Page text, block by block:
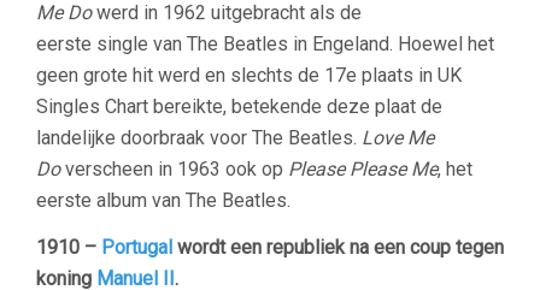
Me Dowerd in 1962 uitgebracht als de
eerste single van The Beatles in Engeland. Hoewel het
geen grote hit werd en slechts de 17e plaats in UK
Singles Chart bereikte, betekende deze plaat de
landelijke doorbraak voor The Beatles. Love Me
Doverscheen in 1963 ook op Please Please Me, het
eerste album van The Beatles.
1910 – Portugal wordt een republiek na een coup tegen
koning Manuel II.